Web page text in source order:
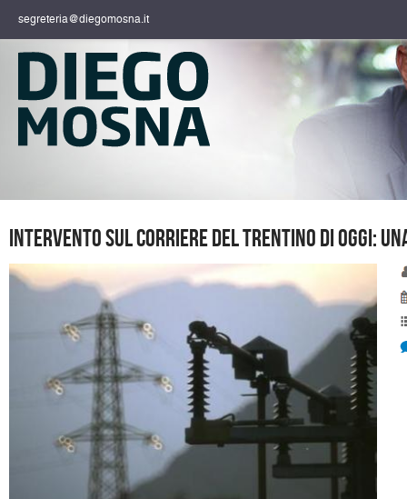
segreteria@diegomosna.it
Intervento sul Corriere del Trentino di oggi: